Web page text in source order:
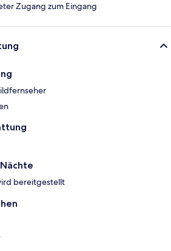
Zugang zum Eingang
bereitgestellt